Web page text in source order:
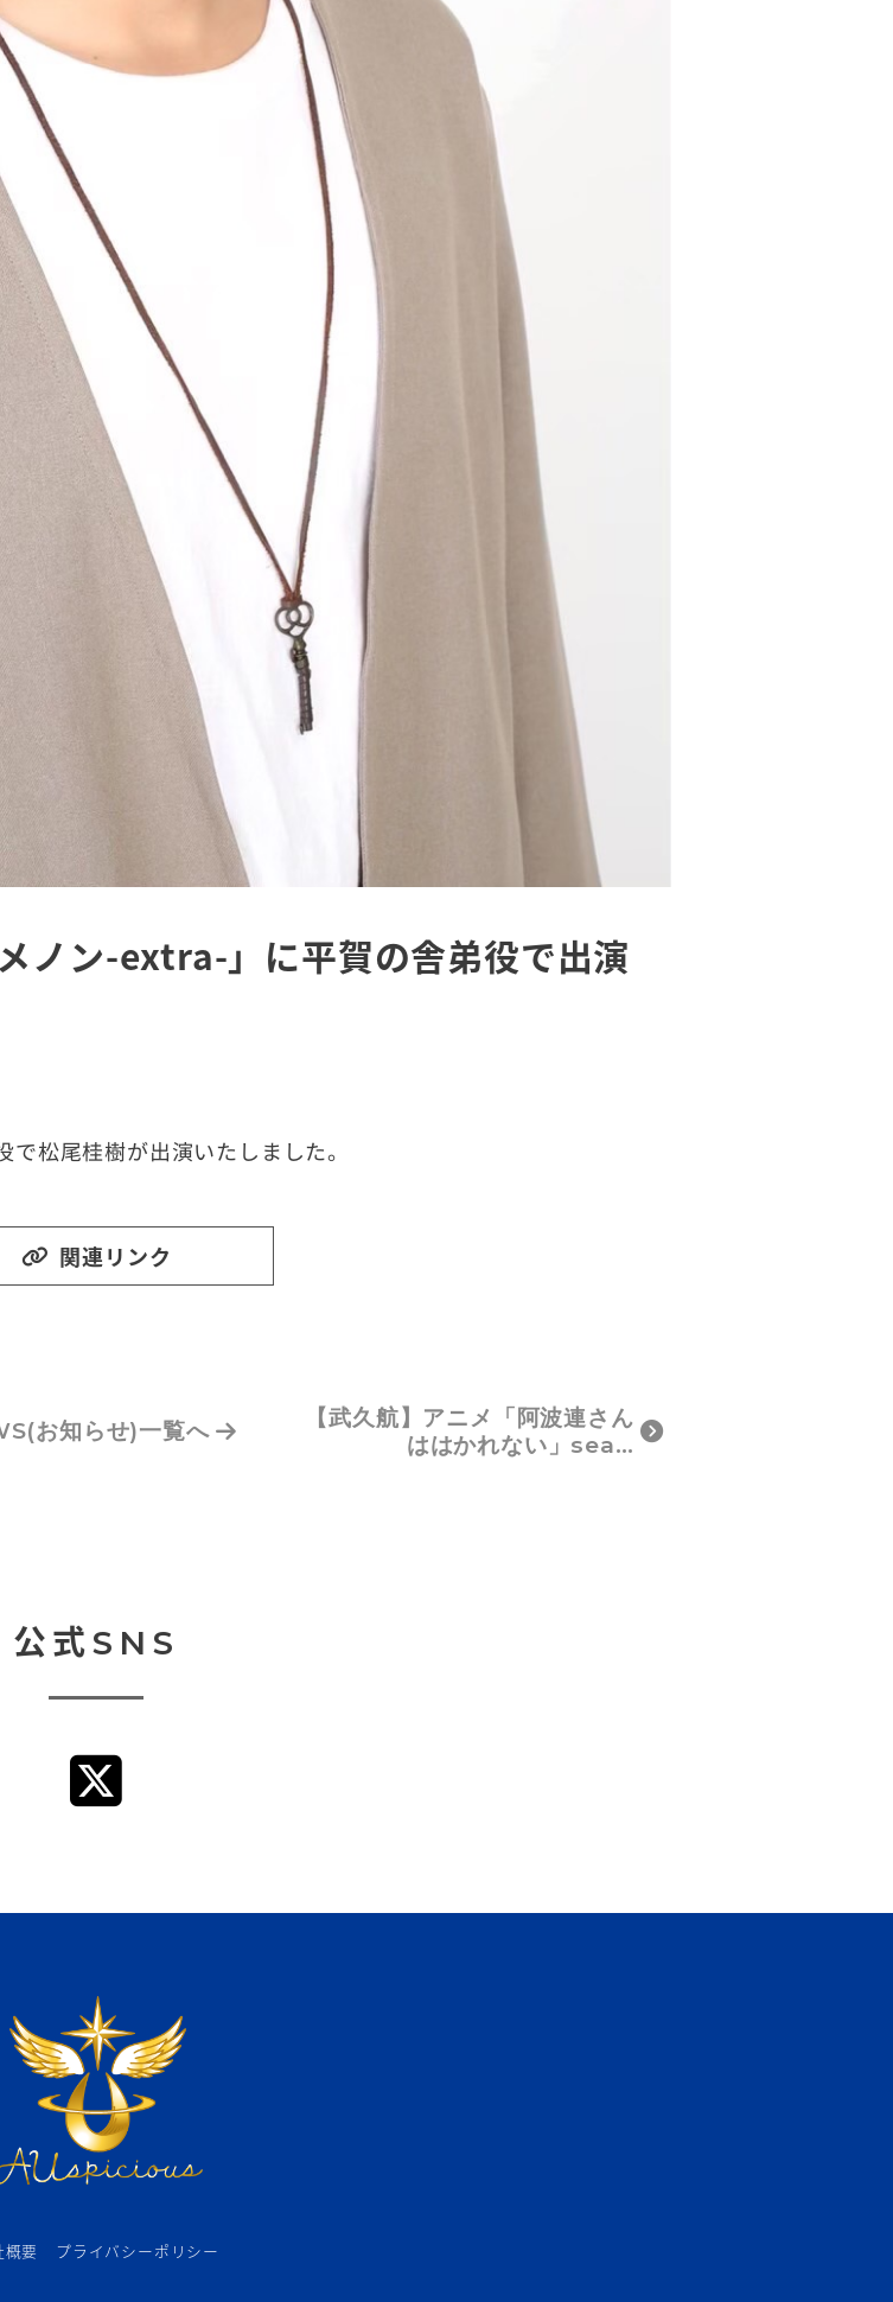
ノン-extra-」に平賀の舎弟役で出演
松尾桂樹が出演いたしました。
関連リンク
(お知らせ)一覧へ
【武久航】アニメ「阿波連さん
ははかれない」sea…
公式SNS
概要 プライバシーポリシー